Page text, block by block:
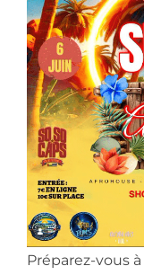
​Préparez-vous